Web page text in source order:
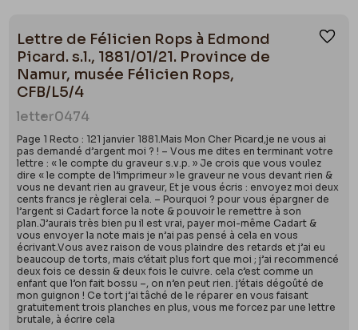
Lettre de Félicien Rops à Edmond
Picard. s.l., 1881/01/21. Province de
Namur, musée Félicien Rops,
CFB/L5/4
letter0474
Page 1 Recto : 121 janvier 1881.Mais Mon Cher Picard,je ne vous ai
pas demandé d’argent moi ? ! – Vous me dites en terminant votre
lettre : « le compte du graveur s.v.p. » Je crois que vous voulez
dire « le compte de l’imprimeur » le graveur ne vous devant rien &
vous ne devant rien au graveur, Et je vous écris : envoyez moi deux
cents francs je règlerai cela. – Pourquoi ? pour vous épargner de
l’argent si Cadart force la note & pouvoir le remettre à son
plan.J’aurais très bien pu il est vrai, payer moi-même Cadart &
vous envoyer la note mais je n’ai pas pensé à cela en vous
écrivant.Vous avez raison de vous plaindre des retards et j’ai eu
beaucoup de torts, mais c’était plus fort que moi ; j’ai recommencé
deux fois ce dessin & deux fois le cuivre. cela c’est comme un
enfant que l’on fait bossu –, on n’en peut rien. j’étais dégoûté de
mon guignon ! Ce tort j’ai tâché de le réparer en vous faisant
gratuitement trois planches en plus, vous me forcez par une lettre
brutale, à écrire cela